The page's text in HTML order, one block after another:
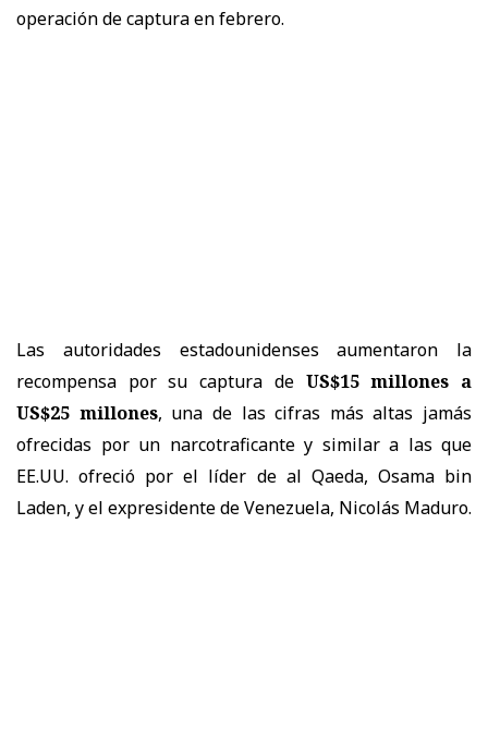
operación de captura en febrero.
Las autoridades estadounidenses aumentaron la
recompensa por su captura de US$15 millones a
US$25 millones, una de las cifras más altas jamás
ofrecidas por un narcotraficante y similar a las que
EE.UU. ofreció por el líder de al Qaeda, Osama bin
Laden, y el expresidente de Venezuela, Nicolás Maduro.